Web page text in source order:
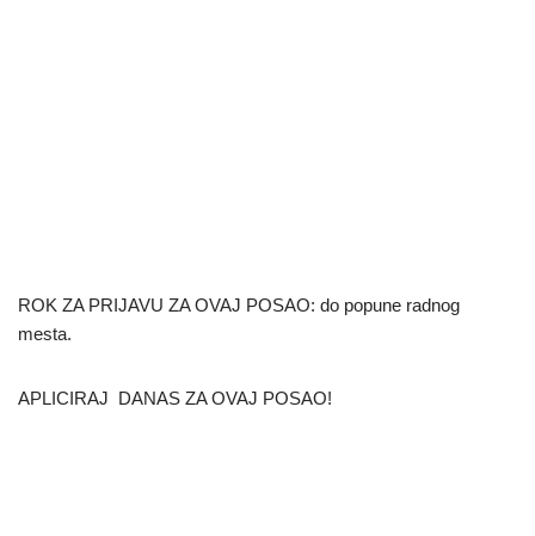
ROK ZA PRIJAVU ZA OVAJ POSAO: do popune radnog
mesta.
APLICIRAJ DANAS ZA OVAJ POSAO!